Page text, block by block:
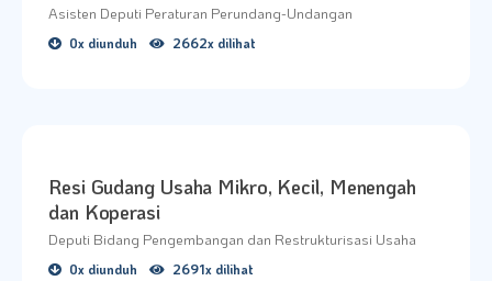
Asisten Deputi Peraturan Perundang-Undangan
0x diunduh 2662x dilihat
Resi Gudang Usaha Mikro, Kecil, Menengah
dan Koperasi
Deputi Bidang Pengembangan dan Restrukturisasi Usaha
0x diunduh 2691x dilihat